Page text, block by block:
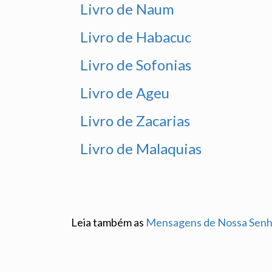
Livro de Naum
Livro de Habacuc
Livro de Sofonias
Livro de Ageu
Livro de Zacarias
Livro de Malaquias
Leia também as Mensagens de Nossa